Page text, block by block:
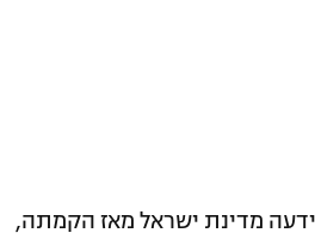
מדינת ישראל מאז הקמתה,